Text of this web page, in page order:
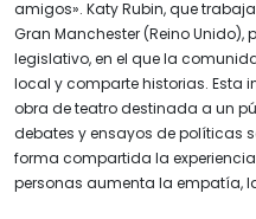
amigos». Katy Rubin, que
Gran Manchester (Reino
legislativo, en el que la
local y comparte historias. Esta
obra de teatro destinada a un
debates y ensayos de políticas
forma compartida la
personas aumenta la empatía,